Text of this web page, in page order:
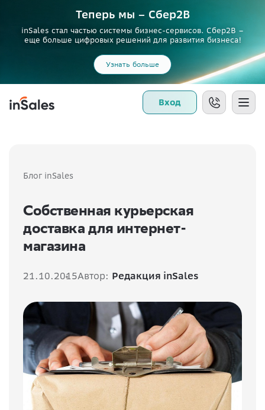
Теперь мы – Сбер2B
inSales стал частью системы бизнес-сервисов. Сбер2В –
еще больше цифровых решений для развития бизнеса!
Узнать больше
Вход
Блог inSales
Собственная курьерская
доставка для интернет-
магазина
21.10.2015Автор: Редакция inSales